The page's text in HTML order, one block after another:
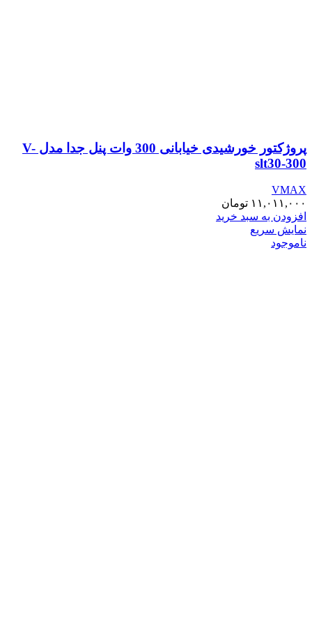
پروژکتور خورشیدی خیابانی 300 وات پنل جدا مدل V-
slt30-300
VMAX
۱۱,۰۱۱,۰۰۰ تومان
افزودن به سبد خرید
نمایش سریع
ناموجود